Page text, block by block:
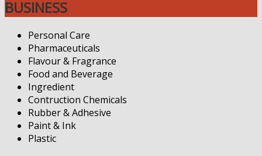
BUSINESS
Personal Care
Pharmaceuticals
Flavour & Fragrance
Food and Beverage
Ingredient
Contruction Chemicals
Rubber & Adhesive
Paint & Ink
Plastic